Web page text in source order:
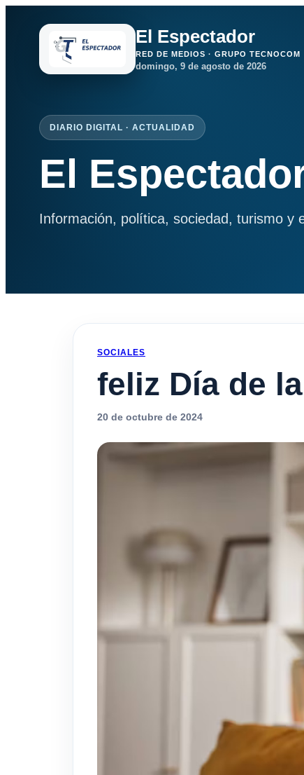
El Espectador
RED DE MEDIOS · GRUPO TECNOCOM
domingo, 9 de agosto de 2026
DIARIO DIGITAL · ACTUALIDAD
El
Información, política, sociedad, turismo y
SOCIALES
feliz Día de
20 de octubre de 2024